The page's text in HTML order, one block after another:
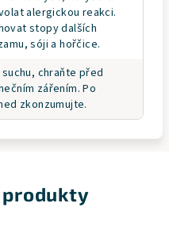
alergickou reakci.
stopy dalších
sóji a hořčice.
chraňte před
zářením. Po
zkonzumujte.